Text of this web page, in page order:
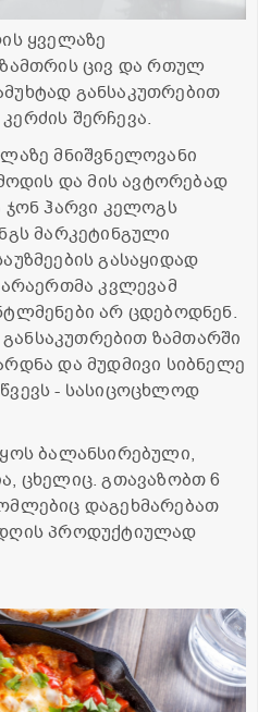
ყველაზე
ზამთრის ცივ და რთულ
განსაკუთრებით
შერჩევა.
მნიშვნელოვანი
მოდის და მის ავტორებად
ჯონ ჰარვი კელოგს
მარკეტინგული
გასაყიდად
არაერთმა კვლევამ
არ ცდებოდნენ.
ზამთარში
და მუდმივი სიბნელე
- სასიცოცხლოდ
ბალანსირებული,
ცხელიც. გთავაზობთ 6
დაგეხმარებათ
პროდუქტიულად